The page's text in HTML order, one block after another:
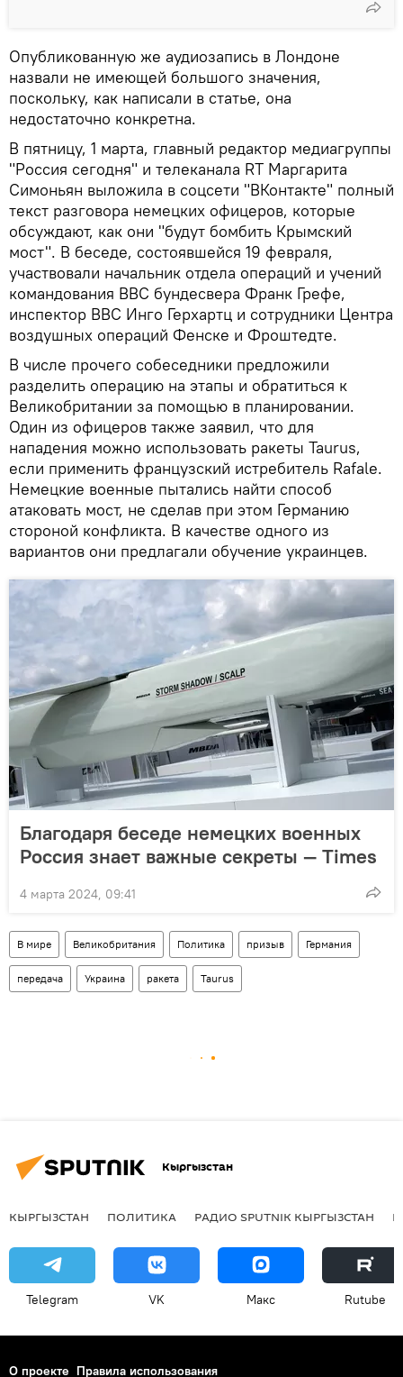
Опубликованную же аудиозапись в Лондоне
назвали не имеющей большого значения,
поскольку, как написали в статье, она
недостаточно конкретна.
В пятницу, 1 марта, главный редактор медиагруппы
"Россия сегодня" и телеканала RT Маргарита
Симоньян выложила в соцсети "ВКонтакте" полный
текст разговора немецких офицеров, которые
обсуждают, как они "будут бомбить Крымский
мост". В беседе, состоявшейся 19 февраля,
участвовали начальник отдела операций и учений
командования ВВС бундесвера Франк Грефе,
инспектор BBC Инго Герхартц и сотрудники Центра
воздушных операций Фенске и Фроштедте.
В числе прочего собеседники предложили
разделить операцию на этапы и обратиться к
Великобритании за помощью в планировании.
Один из офицеров также заявил, что для
нападения можно использовать ракеты Taurus,
если применить французский истребитель Rafale.
Немецкие военные пытались найти способ
атаковать мост, не сделав при этом Германию
стороной конфликта. В качестве одного из
вариантов они предлагали обучение украинцев.
Благодаря беседе немецких военных
Россия знает важные секреты — Times
4 марта 2024, 09:41
В мире Великобритания Политика призыв Германия
передача Украина ракета Taurus
Кыргызстан
КЫРГЫЗСТАН ПОЛИТИКА РАДИО SPUTNIK КЫРГЫЗСТАН
Telegram VK Макс Rutube
О проекте Правила использования